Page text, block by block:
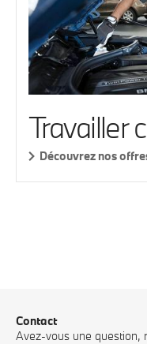
Travailler
Découvrez nos
Contact
Avez-vous une question,